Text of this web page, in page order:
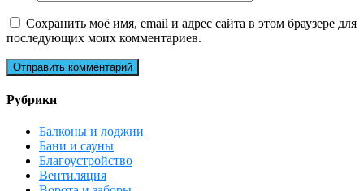
Сохранить моё имя, email и адрес сайта в этом браузере для
последующих моих комментариев.
Рубрики
Балконы и лоджии
Бани и сауны
Благоустройство
Вентиляция